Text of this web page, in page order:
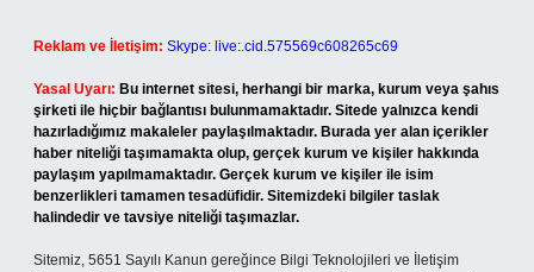
Reklam ve İletişim: Skype: live:.cid.575569c608265c69
Yasal Uyarı: Bu internet sitesi, herhangi bir marka, kurum veya şahıs
şirketi ile hiçbir bağlantısı bulunmamaktadır. Sitede yalnızca kendi
hazırladığımız makaleler paylaşılmaktadır. Burada yer alan içerikler
haber niteliği taşımamakta olup, gerçek kurum ve kişiler hakkında
paylaşım yapılmamaktadır. Gerçek kurum ve kişiler ile isim
benzerlikleri tamamen tesadüfidir. Sitemizdeki bilgiler taslak
halindedir ve tavsiye niteliği taşımazlar.
Sitemiz, 5651 Sayılı Kanun gereğince Bilgi Teknolojileri ve İletişim